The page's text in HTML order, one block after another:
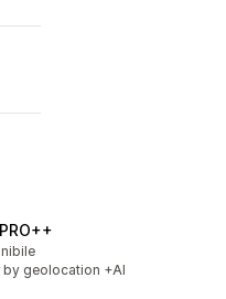
geolocation +AI